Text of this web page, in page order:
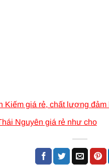
Kiếm giá rẻ, chất lượng đảm
Nguyên giá rẻ như cho